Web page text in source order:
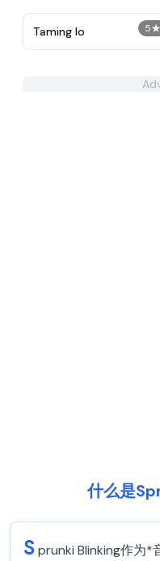
5★
Taming Io
什么是
Sprunki Blinking作为*